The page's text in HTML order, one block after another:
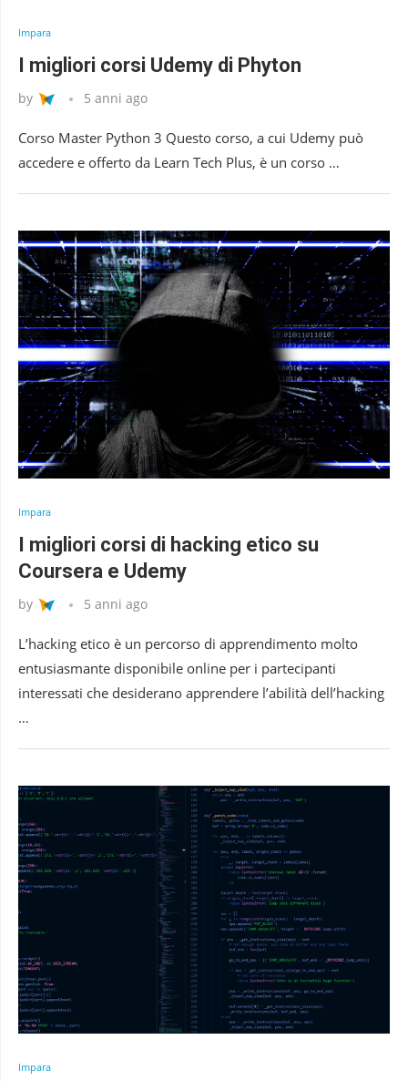
Impara
I migliori corsi Udemy di Phyton
by 5 anni ago
Corso Master Python 3 Questo corso, a cui Udemy può
accedere e offerto da Learn Tech Plus, è un corso …
Impara
I migliori corsi di hacking etico su
Coursera e Udemy
by 5 anni ago
L’hacking etico è un percorso di apprendimento molto
entusiasmante disponibile online per i partecipanti
interessati che desiderano apprendere l’abilità dell’hacking
…
Impara